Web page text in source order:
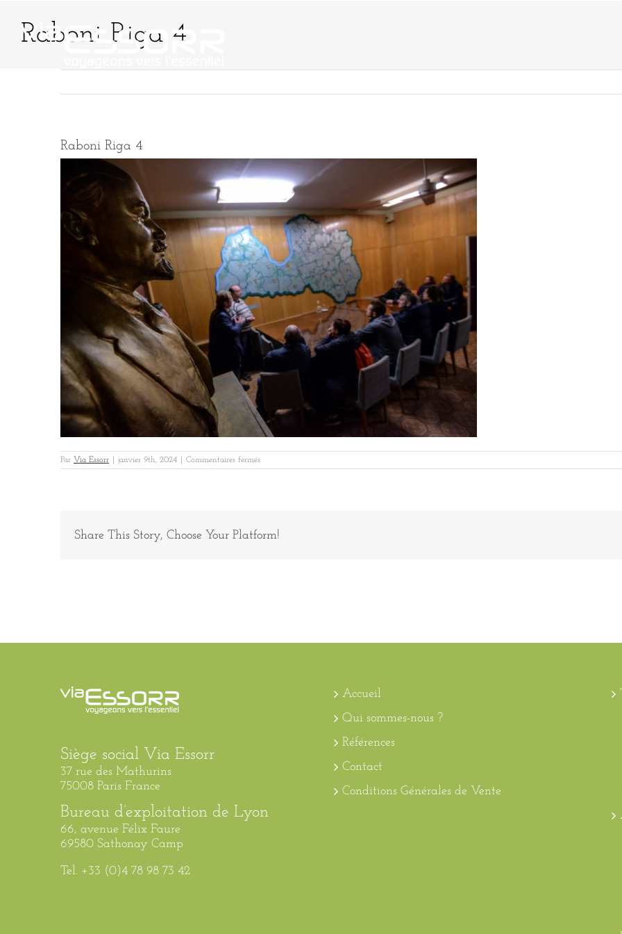
contenuRaboni Riga 4
Raboni Riga 4
Par Via Essorr janvier 9th, 2024 Commentaires ferméssur
Raboni
Share This Story, Choose Your Platform!
Siège social Via Essorr
37 rue des Mathurins
75008 Paris France
Bureau d’exploitation de Lyon
66, avenue Félix Faure
69580 Sathonay Camp
Tel. +33 (0)4 78 98 73 42
Accueil
Qui sommes-nous ?
Références
Contact
Conditions Générales de Vente